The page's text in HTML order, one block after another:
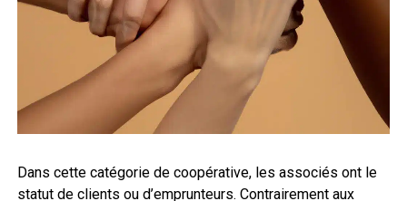
Dans cette catégorie de coopérative, les associés ont le
statut de clients ou d’emprunteurs. Contrairement aux